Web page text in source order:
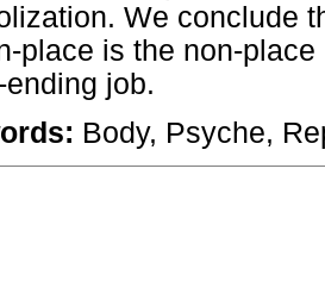
We conclude
place is the non-
ending job.
Body, Psyche,